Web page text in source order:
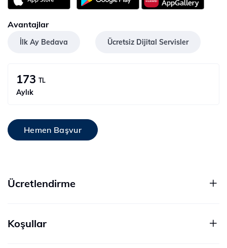
Avantajlar
İlk Ay Bedava Ücretsiz Dijital Servisler
173 TL
Aylık
Hemen Başvur
Ücretlendirme
Koşullar